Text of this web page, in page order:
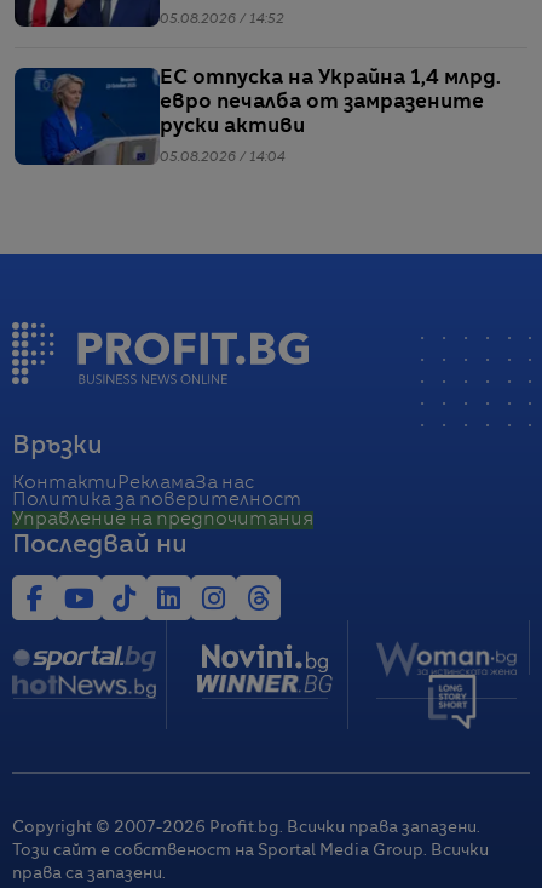
05.08.2026 / 14:52
ЕС отпуска на Украйна 1,4 млрд.
евро печалба от замразените
руски активи
05.08.2026 / 14:04
Връзки
Контакти РекламаЗа нас
Политика за поверителност
Управление на предпочитания
Последвай ни
Copyright © 2007-2026 Profit.bg. Всички права запазени.
Този сайт е собственост на Sportal Media Group. Всички
права са запазени.